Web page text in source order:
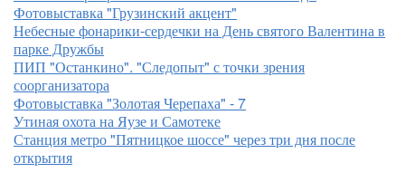
Фотовыставка "Грузинский акцент"
Небесные фонарики-сердечки на День святого Валентина в
парке Дружбы
ПИП "Останкино". "Следопыт" с точки зрения
соорганизатора
Фотовыставка "Золотая Черепаха" - 7
Утиная охота на Яузе и Самотеке
Станция метро "Пятницкое шоссе" через три дня после
открытия